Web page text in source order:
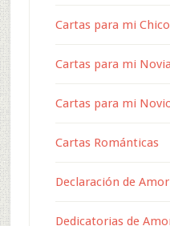
Cartas para mi Chico
Cartas para mi Novia
Cartas para mi
Cartas Románticas
Declaración de Amor
Dedicatorias de